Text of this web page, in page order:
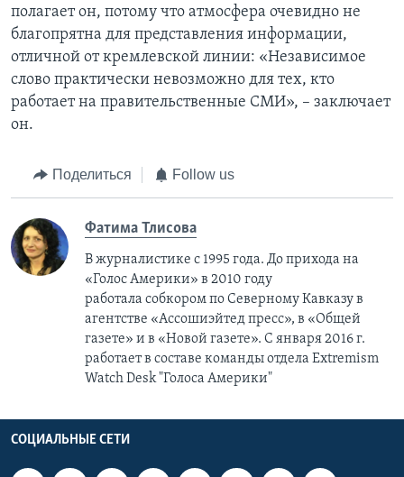
полагает он, потому что атмосфера очевидно не
благопрятна для представления информации,
отличной от кремлевской линии: «Независимое
слово практически невозможно для тех, кто
работает на правительственные СМИ», – заключает
он.
Поделиться Follow us
Фатима Тлисовa
В журналистике с 1995 года. До прихода на
«Голос Америки» в 2010 году
работала собкором по Северному Кавказу в
агентстве «Ассошиэйтед пресс», в «Общей
газете» и в «Новой газете». С января 2016 г.
работает в составе команды отдела Extremism
Watch Desk "Голоса Америки"
СОЦИАЛЬНЫЕ СЕТИ